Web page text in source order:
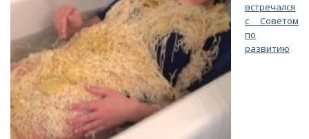
за
неправильные
вывески
встречался
с Советом
по
развитию